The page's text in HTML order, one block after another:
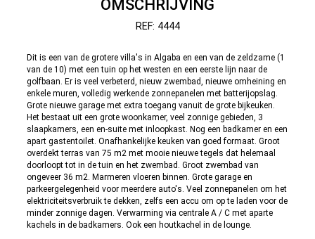
OMSCHRIJVING
REF: 4444
Dit is een van de grotere villa's in Algaba en een van de zeldzame (1
van de 10) met een tuin op het westen en een eerste lijn naar de
golfbaan. Er is veel verbeterd, nieuw zwembad, nieuwe omheining en
enkele muren, volledig werkende zonnepanelen met batterijopslag.
Grote nieuwe garage met extra toegang vanuit de grote bijkeuken.
Het bestaat uit een grote woonkamer, veel zonnige gebieden, 3
slaapkamers, een en-suite met inloopkast. Nog een badkamer en een
apart gastentoilet. Onafhankelijke keuken van goed formaat. Groot
overdekt terras van 75 m2 met mooie nieuwe tegels dat helemaal
doorloopt tot in de tuin en het zwembad. Groot zwembad van
ongeveer 36 m2. Marmeren vloeren binnen. Grote garage en
parkeergelegenheid voor meerdere auto's. Veel zonnepanelen om het
elektriciteitsverbruik te dekken, zelfs een accu om op te laden voor de
minder zonnige dagen. Verwarming via centrale A / C met aparte
kachels in de badkamers. Ook een houtkachel in de lounge.